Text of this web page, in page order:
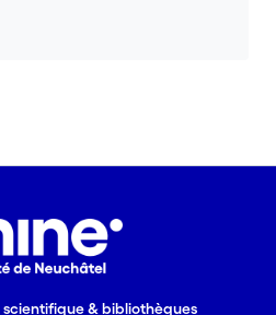
& bibliothèques